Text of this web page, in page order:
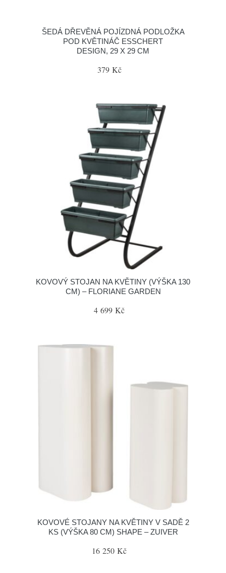
ŠEDÁ DŘEVĚNÁ POJÍZDNÁ PODLOŽKA
POD KVĚTINÁČ ESSCHERT
DESIGN, 29 X 29 CM
379 Kč
KOVOVÝ STOJAN NA KVĚTINY (VÝŠKA 130
CM) – FLORIANE GARDEN
4 699 Kč
KOVOVÉ STOJANY NA KVĚTINY V SADĚ 2
KS (VÝŠKA 80 CM) SHAPE – ZUIVER
16 250 Kč